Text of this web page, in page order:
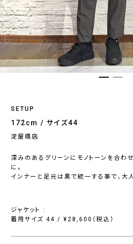
SETUP
172cm / サイズ44
淀屋橋店
深みのあるグリーンにモノトーンを合わ
に。
インナーと足元は黒で統一する事で、大
ジャケット :
着用サイズ 44 / ¥28,600（税込）